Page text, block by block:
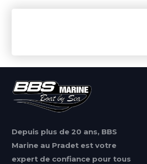
Depuis plus de 20 ans, BBS
Marine au Pradet est votre
expert de confiance pour tous